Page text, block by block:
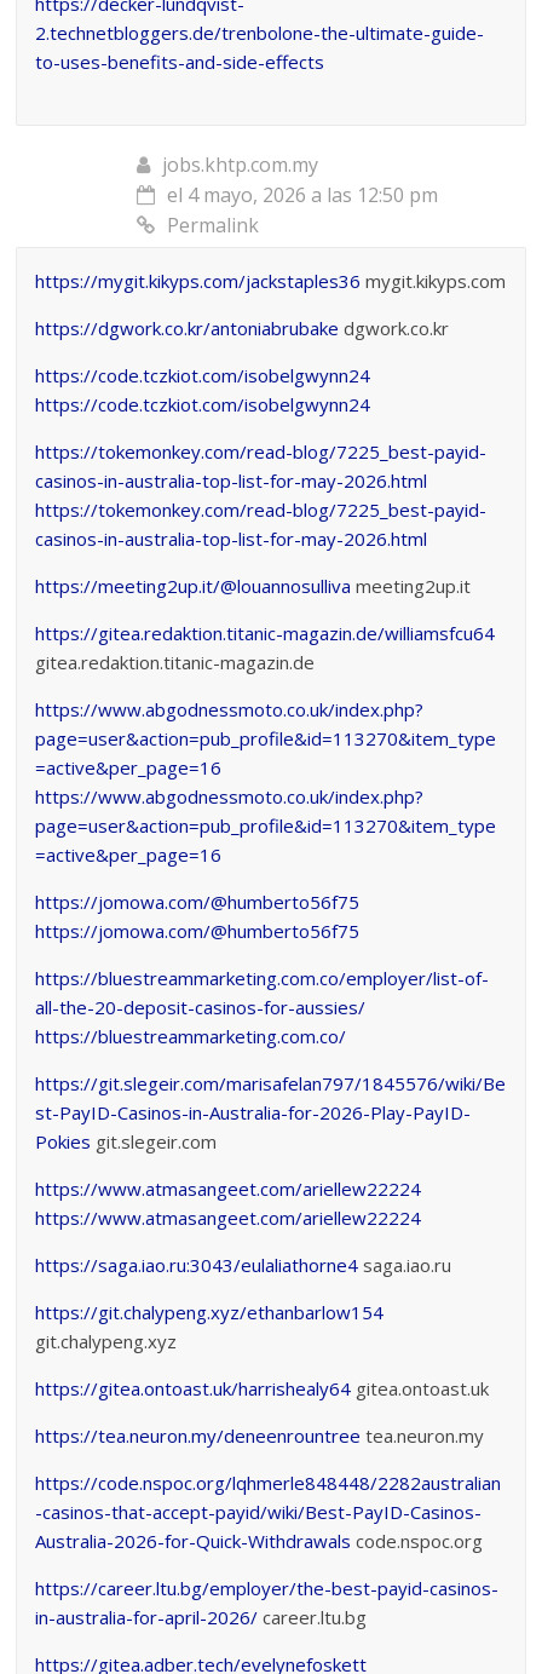
2.technetbloggers.de/trenbolone-the-ultimate-guide-
to-uses-benefits-and-side-effects
jobs.khtp.com.my
el 4 mayo, 2026 a las 12:50 pm
Permalink
https://mygit.kikyps.com/jackstaples36 mygit.kikyps.com
https://dgwork.co.kr/antoniabrubake dgwork.co.kr
https://code.tczkiot.com/isobelgwynn24
https://code.tczkiot.com/isobelgwynn24
https://tokemonkey.com/read-blog/7225_best-payid-
casinos-in-australia-top-list-for-may-2026.html
https://tokemonkey.com/read-blog/7225_best-payid-
casinos-in-australia-top-list-for-may-2026.html
https://meeting2up.it/@louannosulliva meeting2up.it
https://gitea.redaktion.titanic-magazin.de/williamsfcu64
gitea.redaktion.titanic-magazin.de
https://www.abgodnessmoto.co.uk/index.php?
page=user&action=pub_profile&id=113270&item_type
=active&per_page=16
https://www.abgodnessmoto.co.uk/index.php?
page=user&action=pub_profile&id=113270&item_type
=active&per_page=16
https://jomowa.com/@humberto56f75
https://jomowa.com/@humberto56f75
https://bluestreammarketing.com.co/employer/list-of-
all-the-20-deposit-casinos-for-aussies/
https://bluestreammarketing.com.co/
https://git.slegeir.com/marisafelan797/1845576/wiki/Be
st-PayID-Casinos-in-Australia-for-2026-Play-PayID-
Pokies git.slegeir.com
https://www.atmasangeet.com/ariellew22224
https://www.atmasangeet.com/ariellew22224
https://saga.iao.ru:3043/eulaliathorne4 saga.iao.ru
https://git.chalypeng.xyz/ethanbarlow154
git.chalypeng.xyz
https://gitea.ontoast.uk/harrishealy64 gitea.ontoast.uk
https://tea.neuron.my/deneenrountree tea.neuron.my
https://code.nspoc.org/lqhmerle848448/2282australian
-casinos-that-accept-payid/wiki/Best-PayID-Casinos-
Australia-2026-for-Quick-Withdrawals code.nspoc.org
https://career.ltu.bg/employer/the-best-payid-casinos-
in-australia-for-april-2026/ career.ltu.bg
https://gitea.adber.tech/evelynefoskett